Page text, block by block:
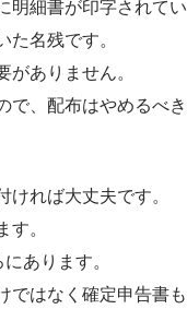
明細書が印字されて
名残です。
ありません。
で、配布はやめるべ
れば大丈夫です。
。
あります。
ではなく確定申告書